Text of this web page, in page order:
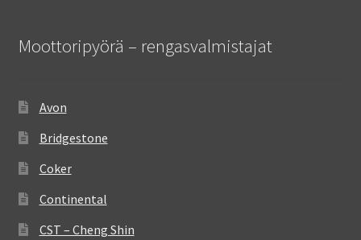
Moottoripyörä – rengasvalmistajat
Avon
Bridgestone
Coker
Continental
CST – Cheng Shin